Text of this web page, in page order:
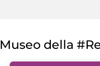
Museo della